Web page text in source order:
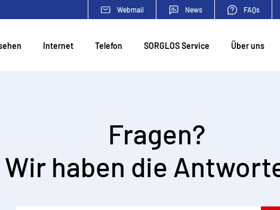
Webmail News FAQs
Internet Telefon SORGLOS Service Über uns
Fragen?
Wir haben die